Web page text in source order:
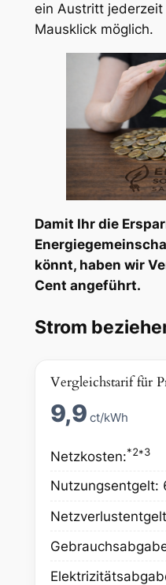
ein Austritt
Mausklick möglich.
Damit Ihr die
könnt, haben wir
Cent angeführt.
Strom
Vergleichstarif für
9,9 ct/kWh
Netzkosten:*2*3
Nutzungsentgelt: